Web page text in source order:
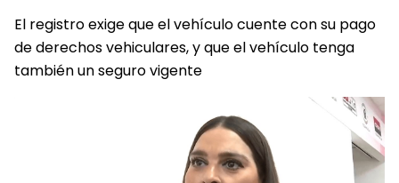
El registro exige que el vehículo cuente con su pago
de derechos vehiculares, y que el vehículo tenga
también un seguro vigente